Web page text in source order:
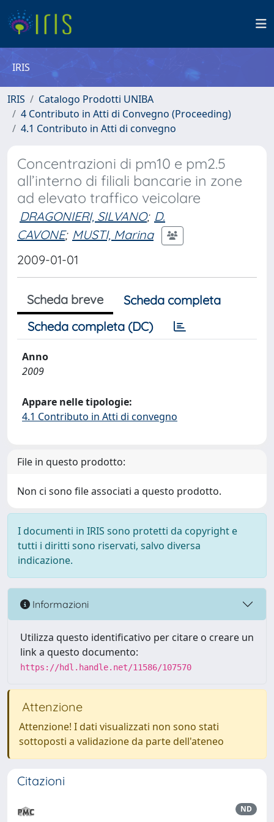
IRIS
IRIS
Catalogo Prodotti UNIBA
4 Contributo in Atti di Convegno (Proceeding)
4.1 Contributo in Atti di convegno
Concentrazioni di pm10 e pm2.5
all’interno di filiali bancarie in zone
ad elevato traffico veicolare
DRAGONIERI, SILVANO; D.
CAVONE; MUSTI, Marina
2009-01-01
Scheda breve
Scheda completa
Scheda completa (DC)
Anno
2009
Appare nelle tipologie:
4.1 Contributo in Atti di convegno
File in questo prodotto:
Non ci sono file associati a questo prodotto.
I documenti in IRIS sono protetti da copyright e
tutti i diritti sono riservati, salvo diversa
indicazione.
Informazioni
Utilizza questo identificativo per citare o creare un
link a questo documento:
https://hdl.handle.net/11586/107570
Attenzione
Attenzione! I dati visualizzati non sono stati
sottoposti a validazione da parte dell'ateneo
Citazioni
ND